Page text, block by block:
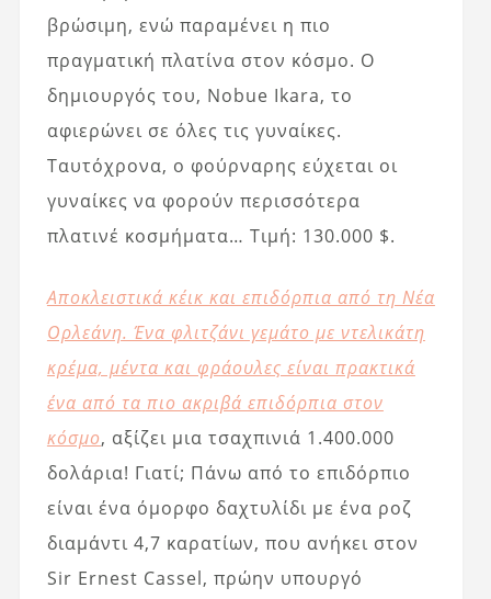
βρώσιμη, ενώ παραμένει η πιο
πραγματική πλατίνα στον κόσμο. Ο
δημιουργός του, Nobue Ikara, το
αφιερώνει σε όλες τις γυναίκες.
Ταυτόχρονα, ο φούρναρης εύχεται οι
γυναίκες να φορούν περισσότερα
πλατινέ κοσμήματα… Τιμή: 130.000 $.
Αποκλειστικά κέικ και επιδόρπια από τη Νέα
Ορλεάνη. Ένα φλιτζάνι γεμάτο με ντελικάτη
κρέμα, μέντα και φράουλες είναι πρακτικά
ένα από τα πιο ακριβά επιδόρπια στον
κόσμο, αξίζει μια τσαχπινιά 1.400.000
δολάρια! Γιατί; Πάνω από το επιδόρπιο
είναι ένα όμορφο δαχτυλίδι με ένα ροζ
διαμάντι 4,7 καρατίων, που ανήκει στον
Sir Ernest Cassel, πρώην υπουργό